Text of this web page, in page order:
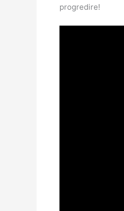
progredire!